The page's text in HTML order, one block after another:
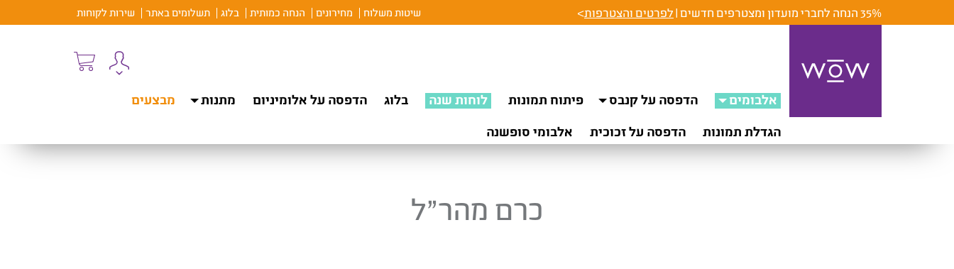
35% הנחה לחברי מועדון ומצטרפים חדשים | לפרטים והצטרפות> שיטות משלוח מחירונים הנחה כמותית בלוג תשלומים באתר שירות לקוחות
אלבומים הדפסה על קנבס פיתוח תמונות לוחות שנה בלוג הדפסה על אלומיניום מתנות
מבצעים
הגדלת תמונות
הדפסה על זכוכית אלבומי סופשנה
כרם מהר”ל